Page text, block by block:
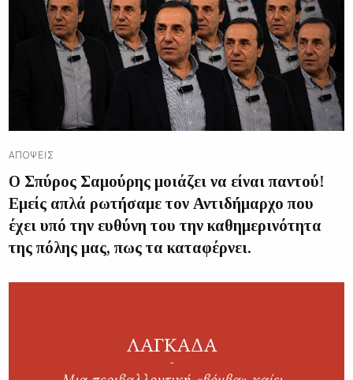
ΑΠΌΨΕΙΣ
Ο Σπύρος Σαμούρης μοιάζει να είναι παντού!
Εμείς απλά ρωτήσαμε τον Αντιδήμαρχο που
έχει υπό την ευθύνη του την καθημερινότητα
της πόλης μας, πως τα καταφέρνει.